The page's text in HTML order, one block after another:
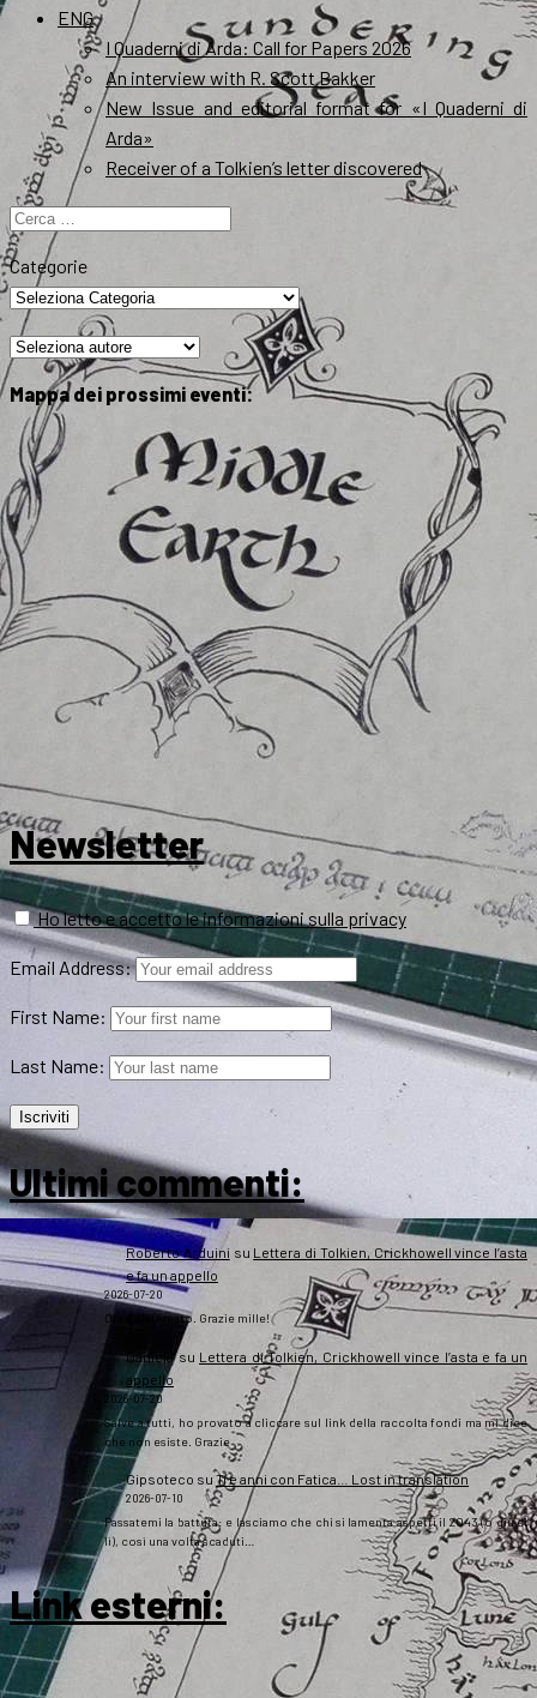
ENG
I Quaderni di Arda: Call for Papers 2026
An interview with R. Scott Bakker
New Issue and editorial format for «I Quaderni di
Arda»
Receiver of a Tolkien’s letter discovered
Ricerca
per:
Categorie
Mappa dei prossimi eventi:
Newsletter
Ho letto e accetto le informazioni sulla privacy
Email Address:
First Name:
Last Name:
Ultimi commenti:
Roberto Arduini su Lettera di Tolkien, Crickhowell vince l’asta
e fa un appello
2026-07-20
Ora è sistemato. Grazie mille!
Danielasu Lettera di Tolkien, Crickhowell vince l’asta e fa un
appello
2026-07-20
Salve a tutti, ho provato a cliccare sul link della raccolta fondi ma mi dice
che non esiste. Grazie
Gipsoteco suTre anni con Fatica… Lost in translation
2026-07-10
Passatemi la battuta: e lasciamo che chi si lamenta aspetti il 2043 (o giù di
lì), così una volta scaduti…
Link esterni: